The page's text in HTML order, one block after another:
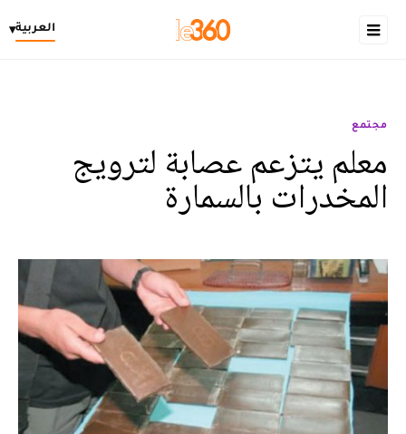
العربية▾
مجتمع
معلم يتزعم عصابة لترويج
المخدرات بالسمارة